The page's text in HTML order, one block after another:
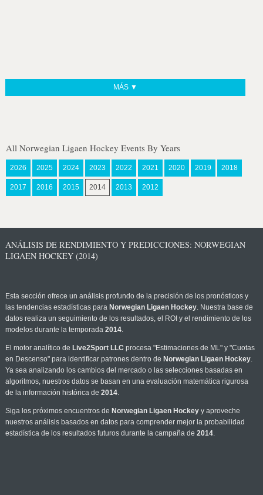
MÁS ▼
All Norwegian Ligaen Hockey Events By Years
2026 2025 2024 2023 2022 2021 2020 2019 2018
2017 2016 2015 2014 2013 2012
ANÁLISIS DE RENDIMIENTO Y PREDICCIONES: NORWEGIAN
LIGAEN HOCKEY (2014)
Esta sección ofrece un análisis profundo de la precisión de los pronósticos y
las tendencias estadísticas para Norwegian Ligaen Hockey. Nuestra base de
datos realiza un seguimiento de los resultados, el ROI y el rendimiento de los
modelos durante la temporada 2014.
El motor analítico de Live2Sport LLC procesa "Estimaciones de ML" y "Cuotas
en Descenso" para identificar patrones dentro de Norwegian Ligaen Hockey.
Ya sea analizando los cambios del mercado o las selecciones basadas en
algoritmos, nuestros datos se basan en una evaluación matemática rigurosa
de la información histórica de 2014.
Siga los próximos encuentros de Norwegian Ligaen Hockeyy aproveche
nuestros análisis basados en datos para comprender mejor la probabilidad
estadística de los resultados futuros durante la campaña de 2014.